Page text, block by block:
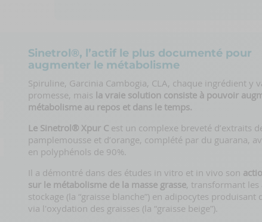
Sinetrol®, l’actif le plus documenté pour
augmenter le métabolisme
Spiruline, Garcinia Cambogia, CLA, chaque ingrédient y
promesse, mais la vraie solution consiste à pouvoir
métabolisme au repos et dans le temps.
Le Sinetrol® Xpur C est un complexe breveté d’extraits
pamplemousse et d’orange, complété par du guarana,
en polyphénols de 90%.
Il a démontré dans des études in vitro et in vivo son
sur le métabolisme de la masse grasse, transformant les
stockage (la “graisse blanche”) en adipocytes produisant
via l'oxydation des graisses (la “graisse beige”).